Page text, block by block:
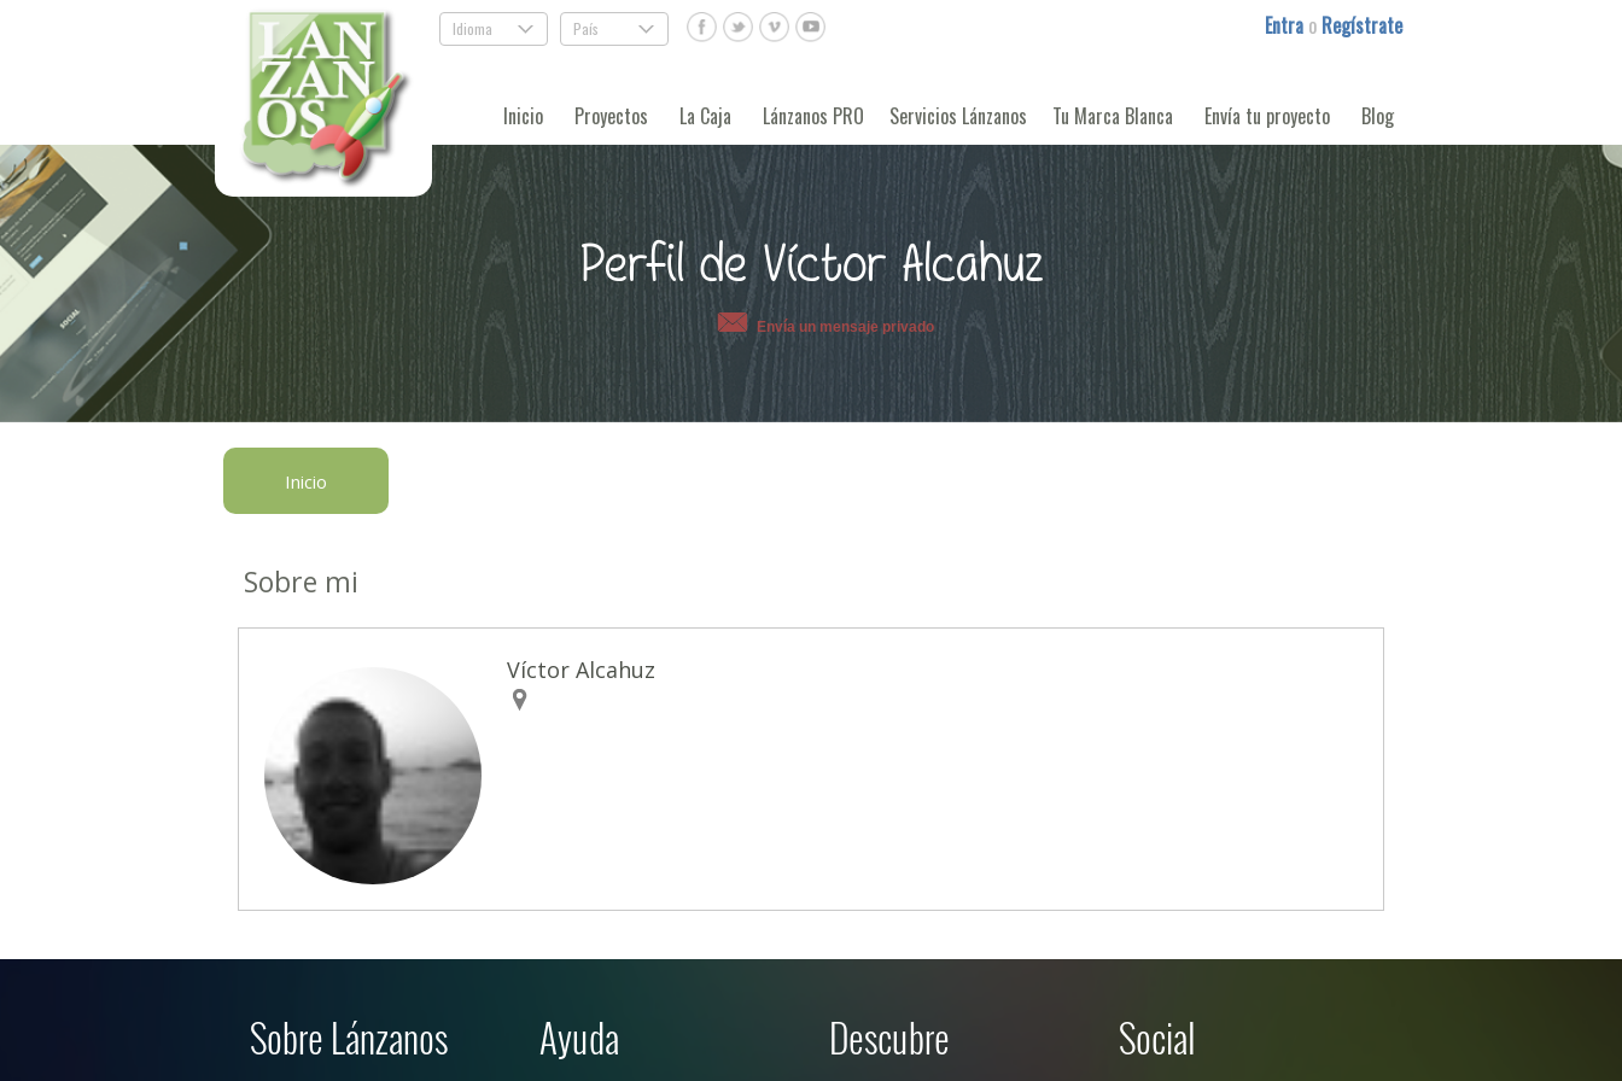
Idioma . País . Entra o Regístrate
Inicio Proyectos La Caja Lánzanos PRO Servicios Lánzanos Tu Marca Blanca Envía tu proyecto Blog
Perfil de Víctor Alcahuz
Envía un mensaje privado
Inicio
Sobre mi
Víctor Alcahuz
Sobre Lánzanos Ayuda Descubre Social